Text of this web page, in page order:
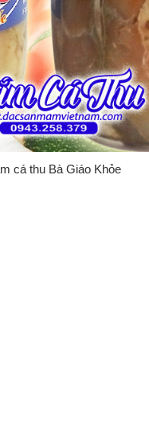
cá thu Bà Giáo Khỏe